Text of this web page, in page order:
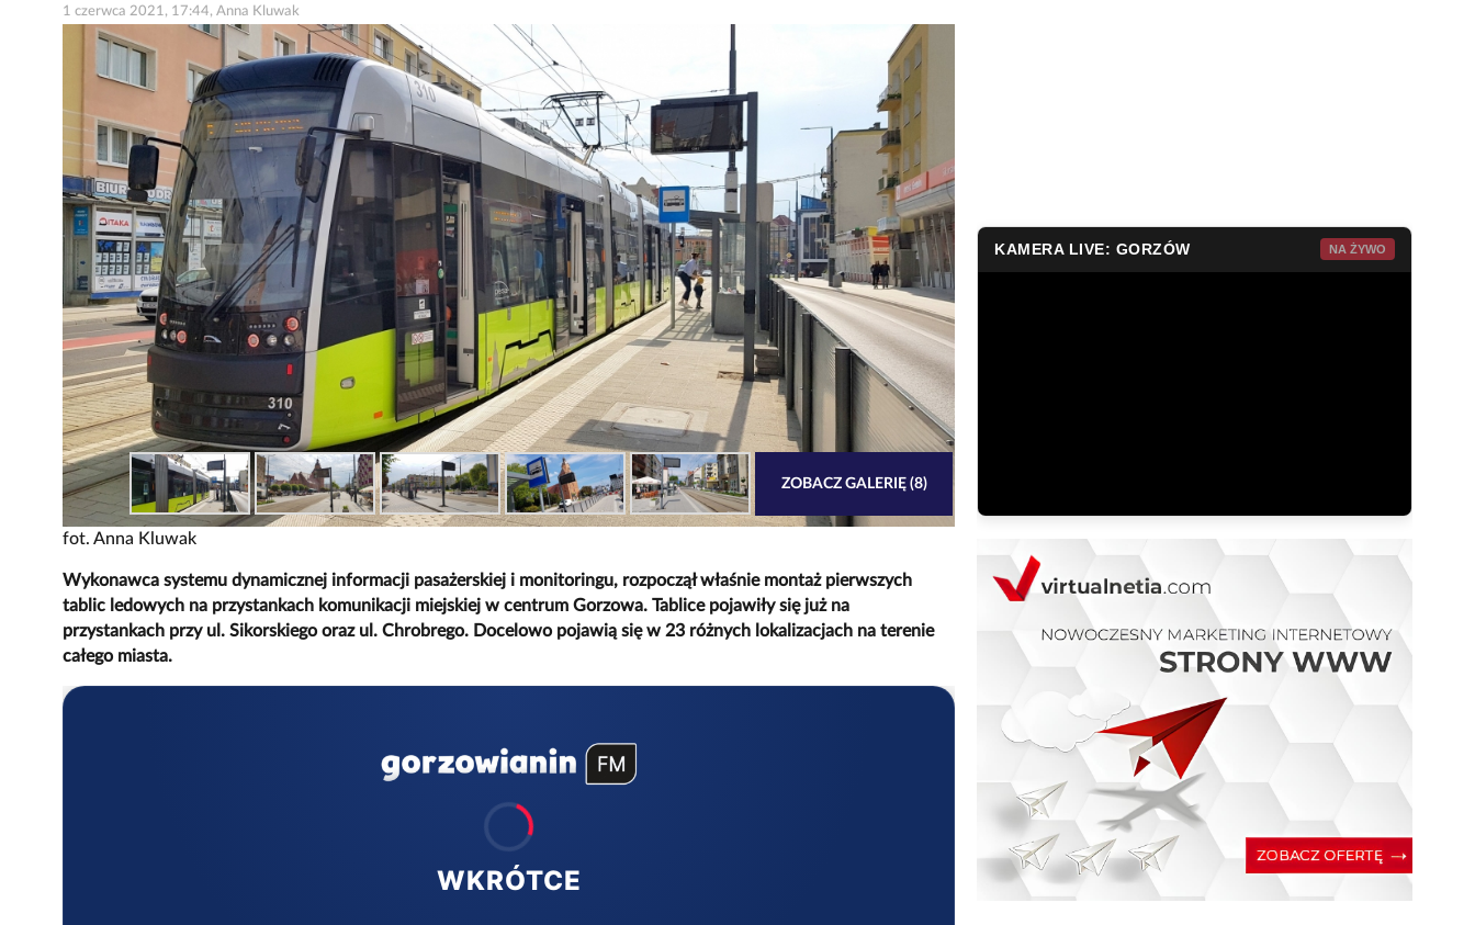
1 czerwca 2021, 17:44, Anna Kluwak
fot. Anna Kluwak
ZOBACZ GALERIĘ (8)
Wykonawca systemu dynamicznej informacji pasażerskiej i monitoringu, rozpoczął właśnie montaż pierwszych
tablic ledowych na przystankach komunikacji miejskiej w centrum Gorzowa. Tablice pojawiły się już na
przystankach przy ul. Sikorskiego oraz ul. Chrobrego. Docelowo pojawią się w 23 różnych lokalizacjach na terenie
całego miasta.
WKRÓTCE
KAMERA LIVE: GORZÓW NA ŻYWO